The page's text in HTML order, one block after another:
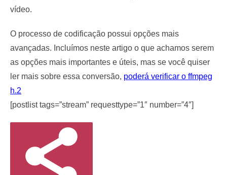
vídeo.
O processo de codificação possui opções mais
avançadas. Incluímos neste artigo o que achamos serem
as opções mais importantes e úteis, mas se você quiser
ler mais sobre essa conversão, poderá verificar o ffmpeg
h.2
[postlist tags=”stream” requesttype=”1″ number=”4″]